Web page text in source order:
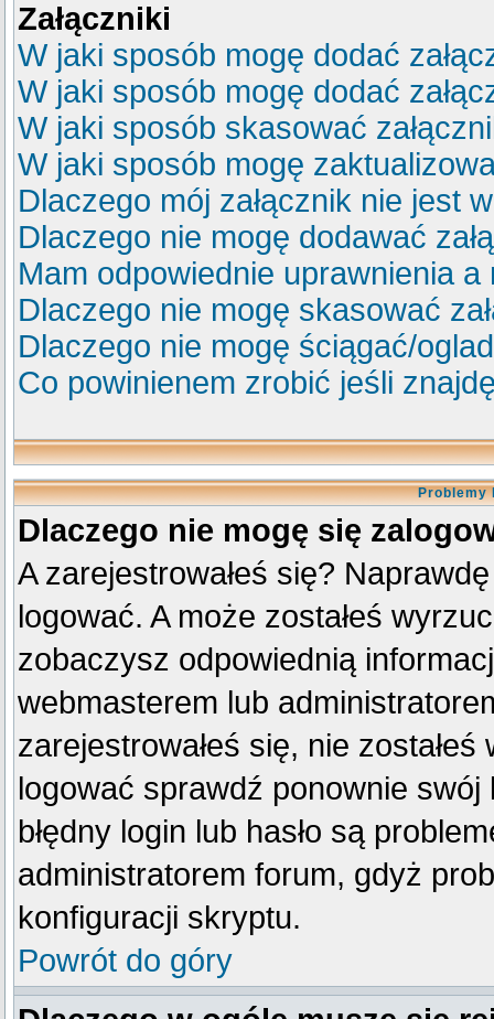
Załączniki
W jaki sposób mogę dodać
W jaki sposób mogę dodać
W jaki sposób skasować
W jaki sposób mogę
Dlaczego mój załącznik nie jest
Dlaczego nie mogę dodawać
Mam odpowiednie uprawnienia
Dlaczego nie mogę skasować
Dlaczego nie mogę ściągać/
Co powinienem zrobić jeśli
Problemy
Dlaczego nie mogę się
A zarejestrowałeś się?
logować. A może zostałeś
zobaczysz odpowiednią
webmasterem lub
zarejestrowałeś się, nie
logować sprawdź ponownie swój
błędny login lub hasło są
administratorem forum, gdyż
konfiguracji skryptu.
Powrót do góry